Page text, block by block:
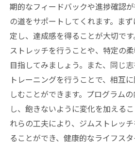
期的なフィードバックや進捗確認
の道をサポートしてくれます。ま
定し、達成感を得ることが大切で
ストレッチを行うことや、特定の
目指してみましょう。また、同じ
トレーニングを行うことで、相互
しむことができます。プログラム
し、飽きないように変化を加える
れらの工夫により、ジムストレッ
ることができ、健康的なライフス